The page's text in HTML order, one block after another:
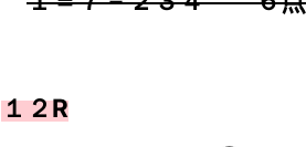
１２R